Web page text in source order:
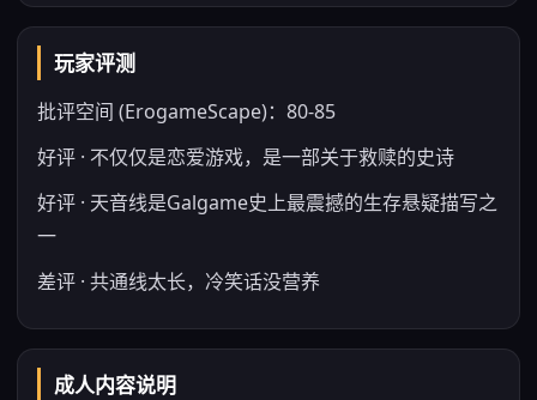
玩家评测
批评空间 (ErogameScape)：80-85
好评 · 不仅仅是恋爱游戏，是一部关于救赎的史诗
好评 · 天音线是Galgame史上最震撼的生存悬疑描写之
一
差评 · 共通线太长，冷笑话没营养
成人内容说明